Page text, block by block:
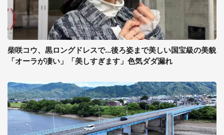
柴咲コウ、黒ロングドレスで...後ろ姿まで美しい国宝級の美貌
「オーラが凄い」「美しすぎます」色気ダダ漏れ